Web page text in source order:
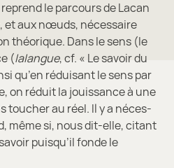
le parcours de Lacan
et aux nœuds, nécessaire
théorique. Dans le sens (le
(lalangue, cf. « Le savoir du
qu’en réduisant le sens par
on réduit la jouissance à une
toucher au réel. Il y a néces-
même si, nous dit-elle, citant
puisqu’il fonde le